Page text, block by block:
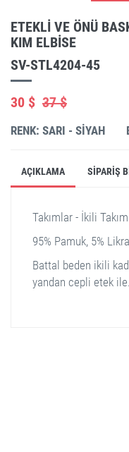
ETEKLI VE ÖNÜ
KIM ELBISE
SV-STL4204-45
30 $ 37 $
RENK: SARI - SİYAH
AÇIKLAMA SIPARIŞ
Takımlar - İkili Takım
95% Pamuk, 5% Likra
Battal beden ikili
yandan cepli etek ile.